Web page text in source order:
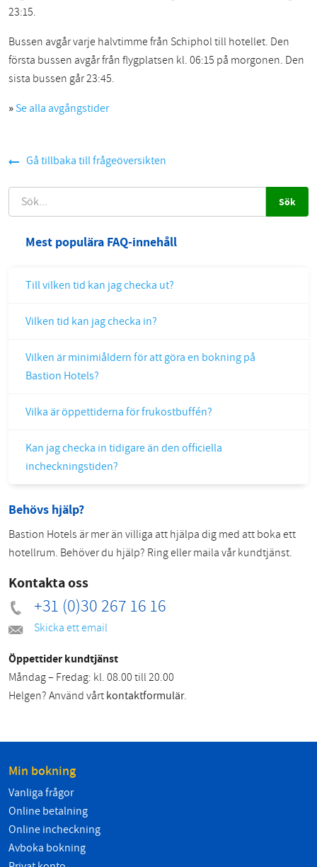
23:15.
Bussen avgår varje halvtimme från Schiphol till hotellet. Den
första bussen avgår från flygplatsen kl. 06:15 på morgonen. Den
sista bussen går 23:45.
»Se alla avgångstider
Gå tillbaka till frågeöversikten
Mest populära FAQ-innehåll
Till vilken tid kan jag checka ut?
Vilken tid kan jag checka in?
Vilken är minimiåldern för att göra en bokning på
Bastion Hotels?
Vilka är öppettiderna för frukostbuffén?
Kan jag checka in tidigare än den officiella
incheckningstiden?
Behövs hjälp?
Bastion Hotels är mer än villiga att hjälpa dig med att boka ett
hotellrum. Behöver du hjälp? Ring eller maila vår kundtjänst.
Kontakta oss
+31 (0)30 267 16 16
Skicka ett email
Öppettider kundtjänst
Måndag – Fredag: kl. 08.00 till 20.00
Helgen? Använd vårtkontaktformulär.
Min bokning
Vanliga frågor
Online betalning
Online incheckning
Avboka bokning